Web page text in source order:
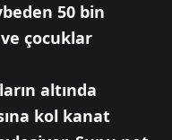
50 bin
çocuklar
altında
kol kanat